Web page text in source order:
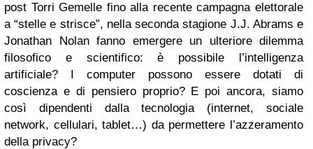
post Torri Gemelle fino alla recente campagna elettorale
a “stelle e strisce”, nella seconda stagione J.J. Abrams e
Jonathan Nolan fanno emergere un ulteriore dilemma
filosofico e scientifico: è possibile l’intelligenza
artificiale? I computer possono essere dotati di
coscienza e di pensiero proprio? E poi ancora, siamo
così dipendenti dalla tecnologia (internet, sociale
network, cellulari, tablet…) da permettere l’azzeramento
della privacy?